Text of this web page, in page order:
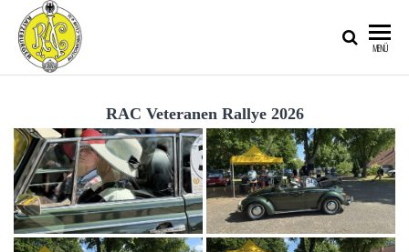
AUTOMOBIL-
CLUB IM
ADAC E.V.
MENÜ
RAC Veteranen Rallye 2026